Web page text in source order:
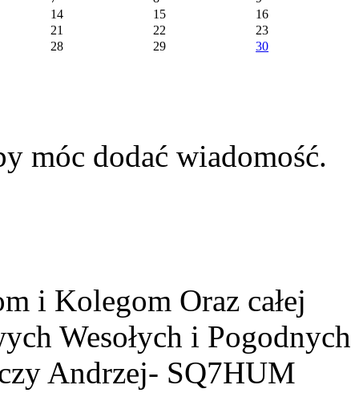
14
15
16
21
22
23
28
29 30
móc dodać wiadomość.
i Kolegom Oraz całej
Wesołych i Pogodnych
Andrzej- SQ7HUM